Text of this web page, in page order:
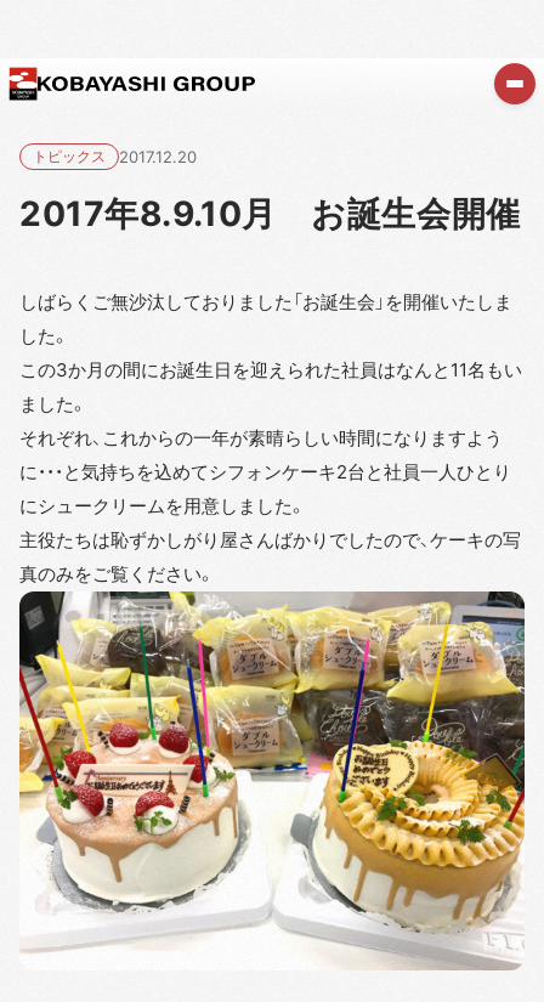
トピックス 2017.12.20
2017年8.9.10月 お誕生会開催
しばらくご無沙汰しておりました「お誕生会」を開催いたしま
した。
この3か月の間にお誕生日を迎えられた社員はなんと11名もい
ました。
それぞれ、これからの一年が素晴らしい時間になりますよう
に・・・と気持ちを込めてシフォンケーキ2台と社員一人ひとり
にシュークリームを用意しました。
主役たちは恥ずかしがり屋さんばかりでしたので、ケーキの写
真のみをご覧ください。